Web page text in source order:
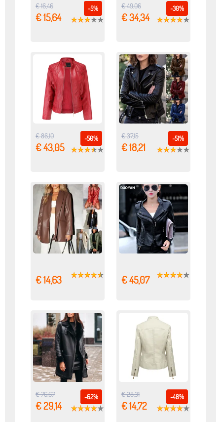
-5%
€ 16,46
€ 15,64
-30%
€ 49,06
€ 34,34
-50%
€ 86,10
€ 43,05
-51%
€ 37,15
€ 18,21
€ 14,63 € 45,07
-62%
€ 76,67
€ 29,14
-48%
€ 28,31
€ 14,72